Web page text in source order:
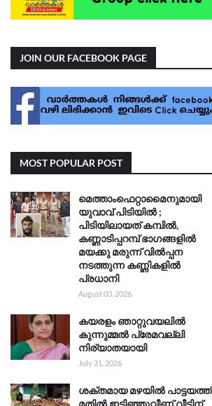
JOIN OUR FACEBOOK PAGE
MOST POPULAR POST
മെത്താംഫെറ്റാമൈനുമായി
യുവാവ് പിടിയിൽ ;
പിടിയിലായത് കമ്പിൽ,
കണ്ണാടിപ്പറമ്പ് ഭാഗങ്ങളിൽ
മയക്കു മരുന്ന് വിൽപ്പന
നടത്തുന്ന കണ്ണികളിൽ
പ്രധാനി
August 03, 2026
കയരളം ഞാറ്റുവയലിൽ
കുന്നുമ്മൽ പ്രേമവല്ലി
നിര്യാതയായി
July 31, 2026
ശക്തമായ മഴയിൽ പാട്ടയത്ത്
മതിൽ ഇടിഞ്ഞുവീണ് വീടിന്